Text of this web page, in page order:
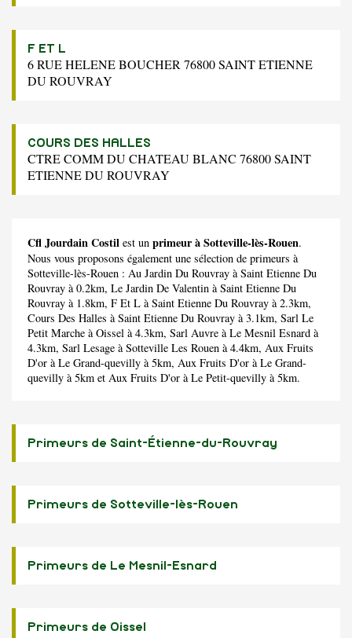
F ET L
6 RUE HELENE BOUCHER 76800 SAINT ETIENNE
DU ROUVRAY
COURS DES HALLES
CTRE COMM DU CHATEAU BLANC 76800 SAINT
ETIENNE DU ROUVRAY
Cfl Jourdain Costil est un primeur à Sotteville-lès-Rouen.
Nous vous proposons également une sélection de primeurs à
Sotteville-lès-Rouen : Au Jardin Du Rouvray à Saint Etienne Du
Rouvray à 0.2km, Le Jardin De Valentin à Saint Etienne Du
Rouvray à 1.8km, F Et L à Saint Etienne Du Rouvray à 2.3km,
Cours Des Halles à Saint Etienne Du Rouvray à 3.1km, Sarl Le
Petit Marche à Oissel à 4.3km, Sarl Auvre à Le Mesnil Esnard à
4.3km, Sarl Lesage à Sotteville Les Rouen à 4.4km, Aux Fruits
D'or à Le Grand-quevilly à 5km, Aux Fruits D'or à Le Grand-
quevilly à 5km et Aux Fruits D'or à Le Petit-quevilly à 5km.
Primeurs de Saint-Étienne-du-Rouvray
Primeurs de Sotteville-lès-Rouen
Primeurs de Le Mesnil-Esnard
Primeurs de Oissel